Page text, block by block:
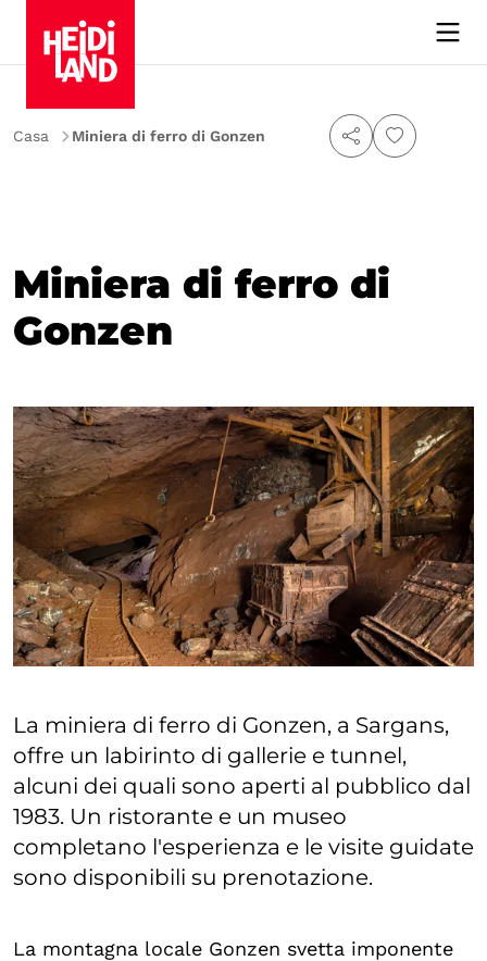
Casa Miniera di ferro di Gonzen
Miniera di ferro di
Gonzen
La miniera di ferro di Gonzen, a Sargans,
offre un labirinto di gallerie e tunnel,
alcuni dei quali sono aperti al pubblico dal
1983. Un ristorante e un museo
completano l'esperienza e le visite guidate
sono disponibili su prenotazione.
La montagna locale Gonzen svetta imponente